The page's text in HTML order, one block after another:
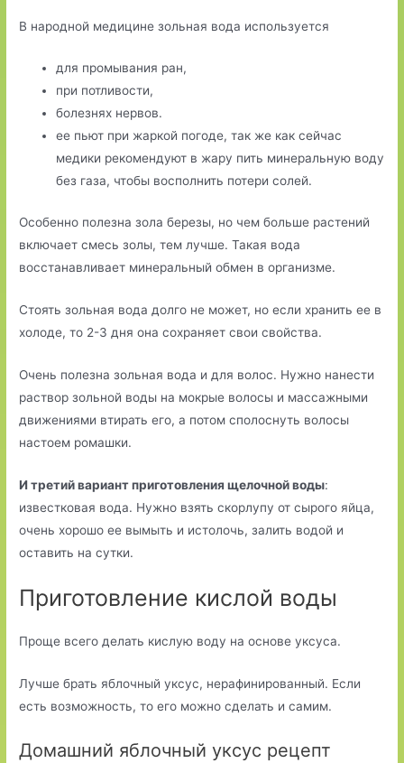
В народной медицине зольная вода используется
для промывания ран,
при потливости,
болезнях нервов.
ее пьют при жаркой погоде, так же как сейчас
медики рекомендуют в жару пить минеральную воду
без газа, чтобы восполнить потери солей.
Особенно полезна зола березы, но чем больше растений
включает смесь золы, тем лучше. Такая вода
восстанавливает минеральный обмен в организме.
Стоять зольная вода долго не может, но если хранить ее в
холоде, то 2-3 дня она сохраняет свои свойства.
Очень полезна зольная вода и для волос. Нужно нанести
раствор зольной воды на мокрые волосы и массажными
движениями втирать его, а потом сполоснуть волосы
настоем ромашки.
И третий вариант приготовления щелочной воды:
известковая вода. Нужно взять скорлупу от сырого яйца,
очень хорошо ее вымыть и истолочь, залить водой и
оставить на сутки.
Приготовление кислой воды
Проще всего делать кислую воду на основе уксуса.
Лучше брать яблочный уксус, нерафинированный. Если
есть возможность, то его можно сделать и самим.
Домашний яблочный уксус рецепт